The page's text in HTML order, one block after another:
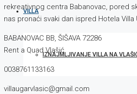
VILLA
IZNAJMLJIVANJE VILLA NA
rekreativnog centra Babanovac, pored
nas pronaći svaki dan ispred Hotela Villa
BABANOVAC BB, ŠIŠAVA 72286
Rent a Quad Vlašić
0038761133163
villaugarvlasic@gmail.com